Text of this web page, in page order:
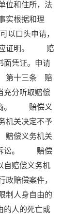
位和住所，法
实根据和理
口头申请，
应证明。 赔
面凭证。申请
第十三条 赔
充分听取赔偿
商。 赔偿义
机关决定不予
赔偿义务机关
诉讼。 赔偿
自赔偿义务机
赔偿案件，
制人身自由的
的人的死亡或